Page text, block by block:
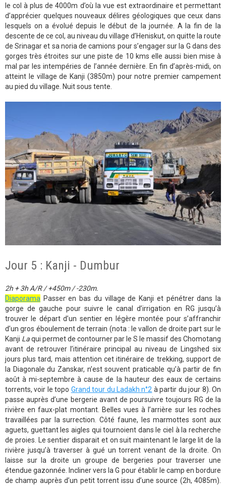
le col à plus de 4000m d’où la vue est extraordinaire et permettant
d’apprécier quelques nouveaux délires géologiques que ceux dans
lesquels on a évolué depuis le début de la journée. A la fin de la
descente de ce col, au niveau du village d’Heniskut, on quitte la route
de Srinagar et sa noria de camions pour s’engager sur la G dans des
gorges très étroites sur une piste de 10 kms elle aussi bien mise à
mal par les intempéries de l’année dernière. En fin d’après-midi, on
atteint le village de Kanji (3850m) pour notre premier campement
au pied du village. Nuit sous tente.
Jour 5 : Kanji - Dumbur
2h + 3h A/R / +450m / -230m.
Diaporama Passer en bas du village de Kanji et pénétrer dans la
gorge de gauche pour suivre le canal d’irrigation en RG jusqu’à
trouver le départ d’un sentier en légère montée pour s’affranchir
d’un gros éboulement de terrain (nota : le vallon de droite part sur le
Kanji Laqui permet de contourner par le S le massif des Chomotang
avant de retrouver l’itinéraire principal au niveau de Lingshed six
jours plus tard, mais attention cet itinéraire de trekking, support de
la Diagonale du Zanskar, n’est souvent praticable qu’à partir de fin
août à mi-septembre à cause de la hauteur des eaux de certains
torrents, voir le topo Grand tour du Ladakh n°2 à partir du jour 8). On
passe auprès d’une bergerie avant de poursuivre toujours RG de la
rivière en faux-plat montant. Belles vues à l’arrière sur les roches
travaillées par la surrection. Côté faune, les marmottes sont aux
aguets, guettant les aigles qui tournoient dans le ciel à la recherche
de proies. Le sentier disparait et on suit maintenant le large lit de la
rivière jusqu’à traverser à gué un torrent venant de la droite. On
laisse sur la droite un groupe de bergeries pour traverser une
étendue gazonnée. Incliner vers la G pour établir le camp en bordure
de champ auprès d’un petit torrent issu d’une source (2h, 4085m).